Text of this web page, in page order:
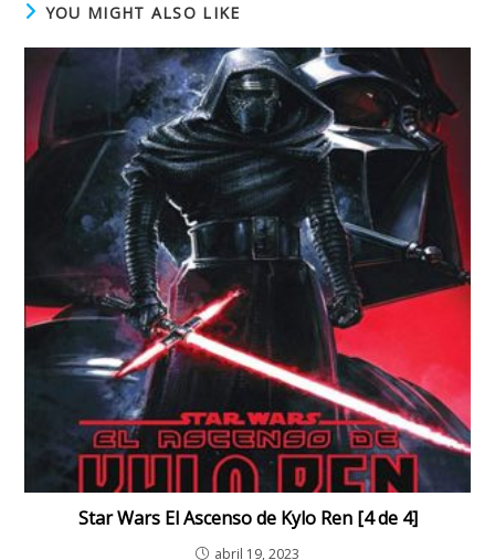
YOU MIGHT ALSO LIKE
Star Wars El Ascenso de Kylo Ren [4 de 4]
abril 19, 2023